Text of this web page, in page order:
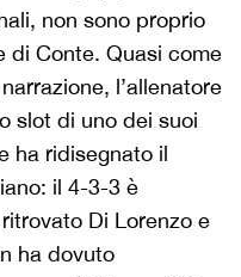
non sono proprio
di Conte. Quasi come
l’allenatore
slot di uno dei suoi
ha ridisegnato il
il 4-3-3 è
Di Lorenzo e
ha dovuto